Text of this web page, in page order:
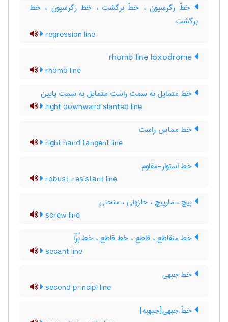
خطّ رگرسیون ، خطّ برگشت ، خط رگرسیون ، خط
برگشت
regression line
rhomb line
خط متمایل به سمت راست متمایل به سمت پایین
right downward slanted line
خط مماس راست
right hand tangent line
خط استوار-مقاوم
robust-resistant line
پیچ ، مارپیچ ، حلزونی ، منحنی
screw line
خط متقاطع ، قاطع ، خط قاطع ، خط بُرّا
secant line
خط جبهی
second principl line
خطّ جبهی[جبهیه]